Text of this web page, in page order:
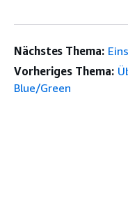
Nächstes Thema:
Vorheriges Thema:
Blue/Green